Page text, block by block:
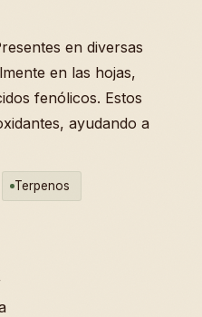
en diversas
en las hojas,
fenólicos. Estos
ayudando a
Terpenos